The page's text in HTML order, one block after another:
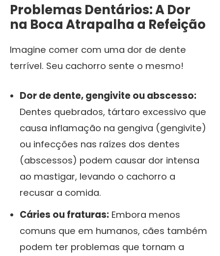
Problemas Dentários: A Dor
na Boca Atrapalha a Refeição
Imagine comer com uma dor de dente
terrível. Seu cachorro sente o mesmo!
Dor de dente, gengivite ou abscesso:
Dentes quebrados, tártaro excessivo que
causa inflamação na gengiva (gengivite)
ou infecções nas raízes dos dentes
(abscessos) podem causar dor intensa
ao mastigar, levando o cachorro a
recusar a comida.
Cáries ou fraturas: Embora menos
comuns que em humanos, cães também
podem ter problemas que tornam a